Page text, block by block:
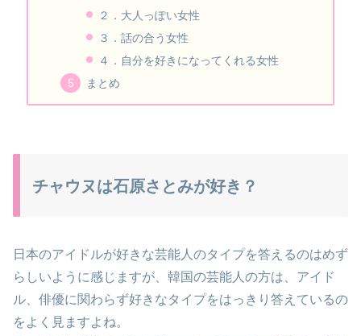
２．大人っぽい女性
３．話の合う女性
４．自分を好きになってくれる女性
まとめ
チャウヌは石原さとみが好き？
日本のアイドルが好きな芸能人のタイプを答えるのはめず
らしいように感じますが、韓国の芸能人の方は、アイド
ル、俳優に関わらず好きなタイプをはっきり答えているの
をよく見ますよね。